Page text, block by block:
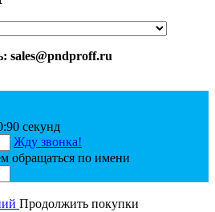
sales@pndproff.ru
90 секунд
Жду звонка!
обращаться по имени
Продолжить покупки